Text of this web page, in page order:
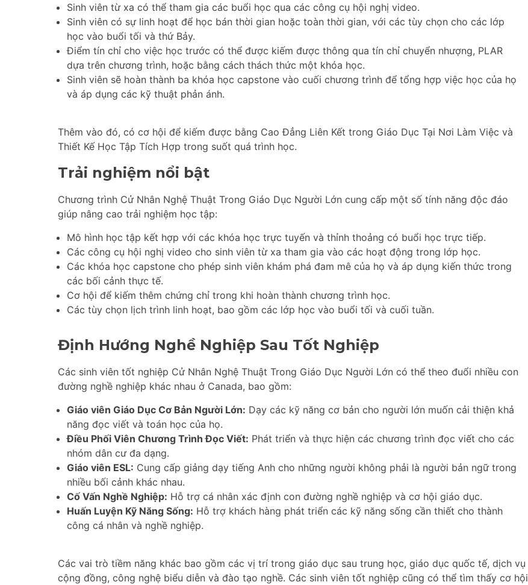
Sinh viên từ xa có thể tham gia các buổi học qua các công cụ hội nghị video.
Sinh viên có sự linh hoạt để học bán thời gian hoặc toàn thời gian, với các tùy chọn cho các lớp
học vào buổi tối và thứ Bảy.
Điểm tín chỉ cho việc học trước có thể được kiếm được thông qua tín chỉ chuyển nhượng, PLAR
dựa trên chương trình, hoặc bằng cách thách thức một khóa học.
Sinh viên sẽ hoàn thành ba khóa học capstone vào cuối chương trình để tổng hợp việc học của họ
và áp dụng các kỹ thuật phản ánh.
Thêm vào đó, có cơ hội để kiếm được bằng Cao Đẳng Liên Kết trong Giáo Dục Tại Nơi Làm Việc và
Thiết Kế Học Tập Tích Hợp trong suốt quá trình học.
Trải nghiệm nổi bật
Chương trình Cử Nhân Nghệ Thuật Trong Giáo Dục Người Lớn cung cấp một số tính năng độc đáo
giúp nâng cao trải nghiệm học tập:
Mô hình học tập kết hợp với các khóa học trực tuyến và thỉnh thoảng có buổi học trực tiếp.
Các công cụ hội nghị video cho sinh viên từ xa tham gia vào các hoạt động trong lớp học.
Các khóa học capstone cho phép sinh viên khám phá đam mê của họ và áp dụng kiến thức trong
các bối cảnh thực tế.
Cơ hội để kiếm thêm chứng chỉ trong khi hoàn thành chương trình học.
Các tùy chọn lịch trình linh hoạt, bao gồm các lớp học vào buổi tối và cuối tuần.
Định Hướng Nghề Nghiệp Sau Tốt Nghiệp
Các sinh viên tốt nghiệp Cử Nhân Nghệ Thuật Trong Giáo Dục Người Lớn có thể theo đuổi nhiều con
đường nghề nghiệp khác nhau ở Canada, bao gồm:
Giáo viên Giáo Dục Cơ Bản Người Lớn: Dạy các kỹ năng cơ bản cho người lớn muốn cải thiện khả
năng đọc viết và toán học của họ.
Điều Phối Viên Chương Trình Đọc Viết: Phát triển và thực hiện các chương trình đọc viết cho các
nhóm dân cư đa dạng.
Giáo viên ESL: Cung cấp giảng dạy tiếng Anh cho những người không phải là người bản ngữ trong
nhiều bối cảnh khác nhau.
Cố Vấn Nghề Nghiệp: Hỗ trợ cá nhân xác định con đường nghề nghiệp và cơ hội giáo dục.
Huấn Luyện Kỹ Năng Sống: Hỗ trợ khách hàng phát triển các kỹ năng sống cần thiết cho thành
công cá nhân và nghề nghiệp.
Các vai trò tiềm năng khác bao gồm các vị trí trong giáo dục sau trung học, giáo dục quốc tế, dịch vụ
cộng đồng, công nghệ biểu diễn và đào tạo nghề. Các sinh viên tốt nghiệp cũng có thể tìm thấy cơ hội